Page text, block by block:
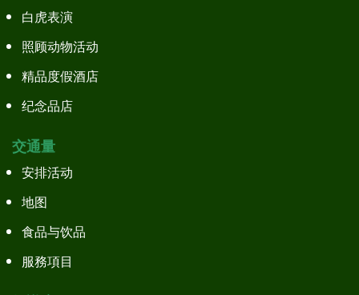
白虎表演
照顾动物活动
精品度假酒店
纪念品店
交通量
安排活动
地图
食品与饮品
服務項目